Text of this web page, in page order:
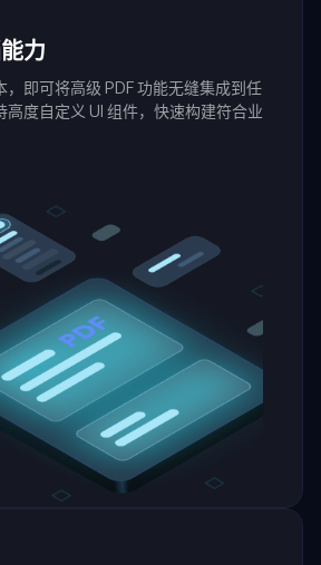
力
，即可将高级 PDF 功能无缝集成到任
高度自定义 UI 组件，快速构建符合业